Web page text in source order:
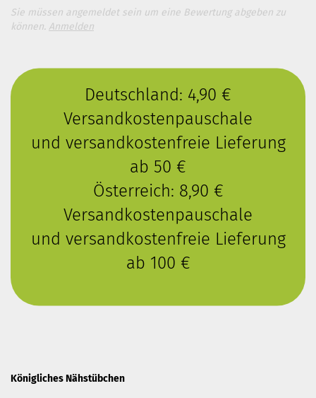
Sie müssen angemeldet sein um eine Bewertung abgeben zu
können. Anmelden
Deutschland: 4,90 €
Versandkostenpauschale
und versandkostenfreie Lieferung
ab 50 €
Österreich: 8,90 €
Versandkostenpauschale
und versandkostenfreie Lieferung
ab 100 €
Königliches Nähstübchen